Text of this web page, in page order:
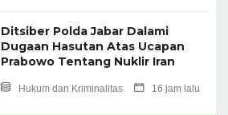
Ditsiber Polda Jabar Dalami
Dugaan Hasutan Atas Ucapan
Prabowo Tentang Nuklir Iran
Hukum dan Kriminalitas 16 jam lalu